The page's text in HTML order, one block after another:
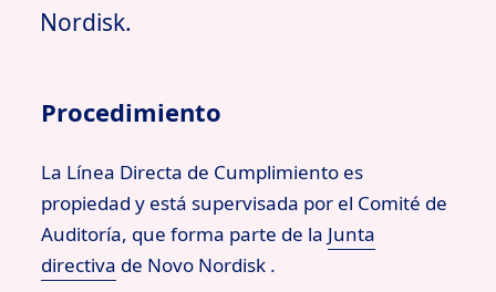
Nordisk.
Procedimiento
La Línea Directa de Cumplimiento es
propiedad y está supervisada por el Comité de
Auditoría, que forma parte de la Junta
directiva de Novo Nordisk .